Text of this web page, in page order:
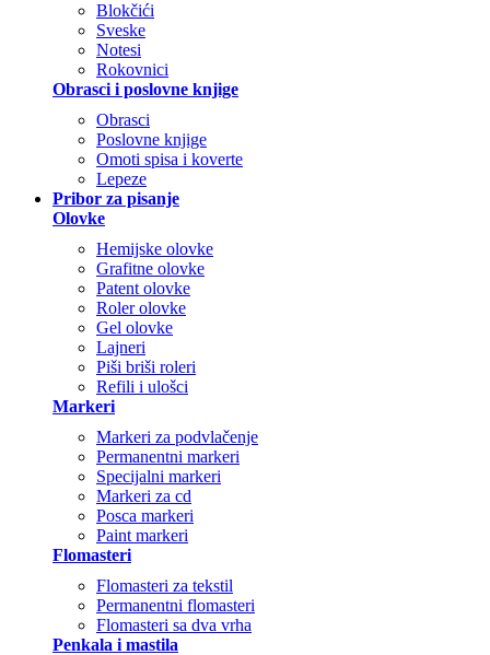
Blokčići
Sveske
Notesi
Rokovnici
Obrasci i poslovne knjige
Obrasci
Poslovne knjige
Omoti spisa i koverte
Lepeze
Pribor za pisanje
Olovke
Hemijske olovke
Grafitne olovke
Patent olovke
Roler olovke
Gel olovke
Lajneri
Piši briši roleri
Refili i ulošci
Markeri
Markeri za podvlačenje
Permanentni markeri
Specijalni markeri
Markeri za cd
Posca markeri
Paint markeri
Flomasteri
Flomasteri za tekstil
Permanentni flomasteri
Flomasteri sa dva vrha
Penkala i mastila